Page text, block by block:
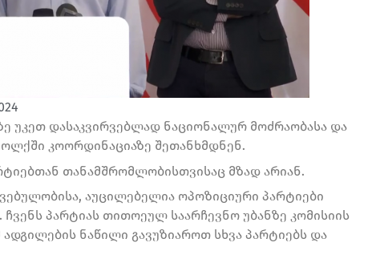
უკეთ დასაკვირვებლად ნაციონალურ მოძრაობასა და
კოორდინაციაზე შეთანხმდნენ.
თანამშრომლობისთვისაც მზად არიან.
აუცილებელია ოპოზიციური პარტიები
პარტიას თითოეულ საარჩევნო უბანზე კომისიის
ნაწილი გავუზიაროთ სხვა პარტიებს და